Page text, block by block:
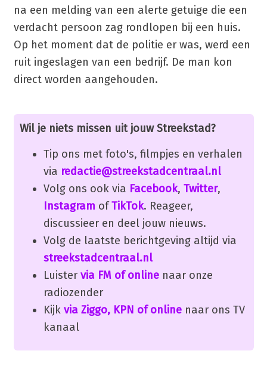
na een melding van een alerte getuige die een
verdacht persoon zag rondlopen bij een huis.
Op het moment dat de politie er was, werd een
ruit ingeslagen van een bedrijf. De man kon
direct worden aangehouden.
Wil je niets missen uit jouw Streekstad?
Tip ons met foto's, filmpjes en verhalen
via redactie@streekstadcentraal.nl
Volg ons ook via Facebook, Twitter,
Instagram ofTikTok. Reageer,
discussieer en deel jouw nieuws.
Volg de laatste berichtgeving altijd via
streekstadcentraal.nl
Luister via FM of onlinenaar onze
radiozender
Kijk via Ziggo, KPN of onlinenaar ons TV
kanaal